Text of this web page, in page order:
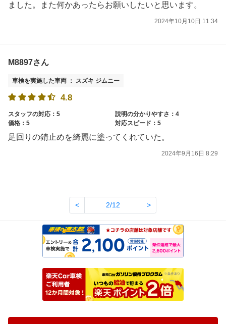
ました。また何かあったらお願いしたいと思います。
2024年10月10日 11:34
M8897さん
車検を実施した車両 ： スズキ ジムニー
4.8
スタッフの対応：5
説明の分かりやすさ：4
価格：5
対応スピード：5
足回りの錆止めを綺麗に塗ってくれていた。
2024年9月16日 8:29
< 2/12 >